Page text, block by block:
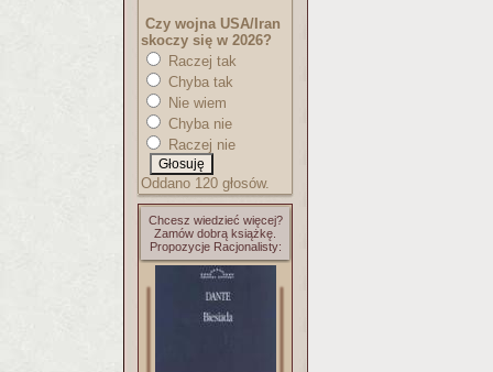
Czy wojna USA/Iran
skoczy się w 2026?
Raczej tak
Chyba tak
Nie wiem
Chyba nie
Raczej nie
Oddano 120 głosów.
Chcesz wiedzieć więcej?
Zamów dobrą książkę.
Propozycje Racjonalisty: